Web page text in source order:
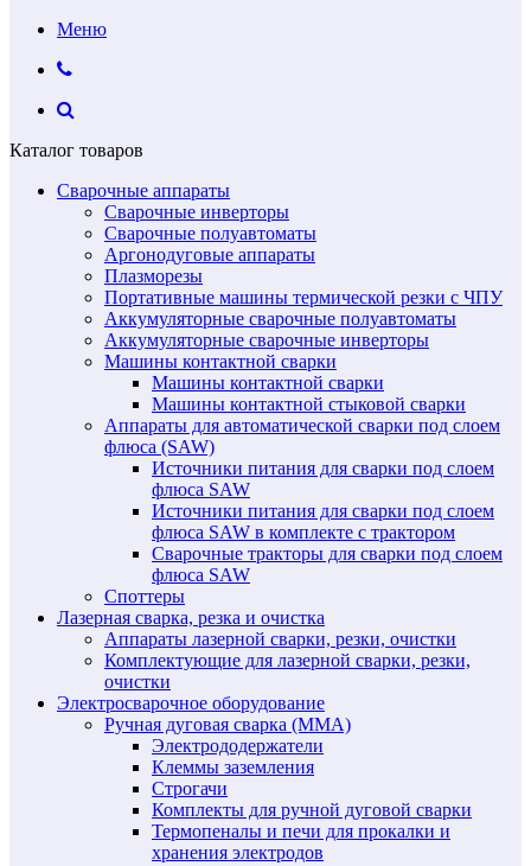
Меню
Каталог товаров
Сварочные аппараты
Сварочные инверторы
Сварочные полуавтоматы
Аргонодуговые аппараты
Плазморезы
Портативные машины термической резки с ЧПУ
Аккумуляторные сварочные полуавтоматы
Аккумуляторные сварочные инверторы
Машины контактной сварки
Машины контактной сварки
Машины контактной стыковой сварки
Аппараты для автоматической сварки под слоем
флюса (SAW)
Источники питания для сварки под слоем
флюса SAW
Источники питания для сварки под слоем
флюса SAW в комплекте с трактором
Сварочные тракторы для сварки под слоем
флюса SAW
Споттеры
Лазерная сварка, резка и очистка
Аппараты лазерной сварки, резки, очистки
Комплектующие для лазерной сварки, резки,
очистки
Электросварочное оборудование
Ручная дуговая сварка (MMA)
Электрододержатели
Клеммы заземления
Строгачи
Комплекты для ручной дуговой сварки
Термопеналы и печи для прокалки и
хранения электродов